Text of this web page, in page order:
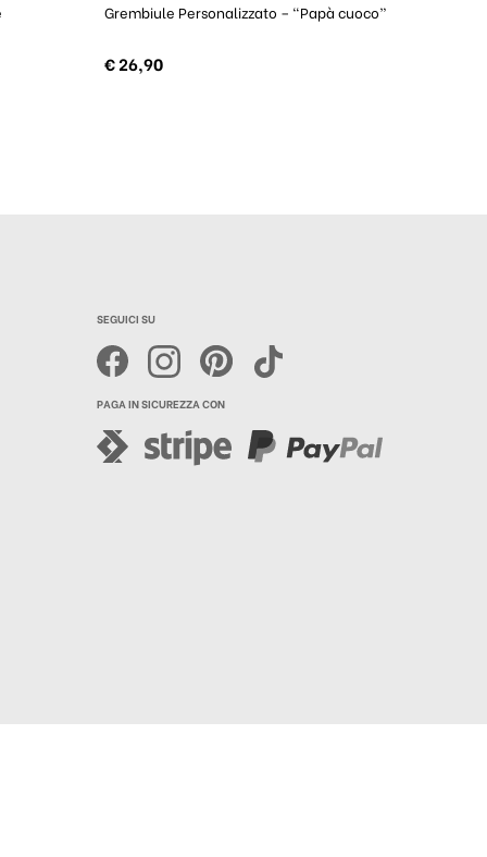
Grembiule Personalizzato – “Papà cuoco”
€26,90
SEGUICI SU
PAGA IN SICUREZZA CON